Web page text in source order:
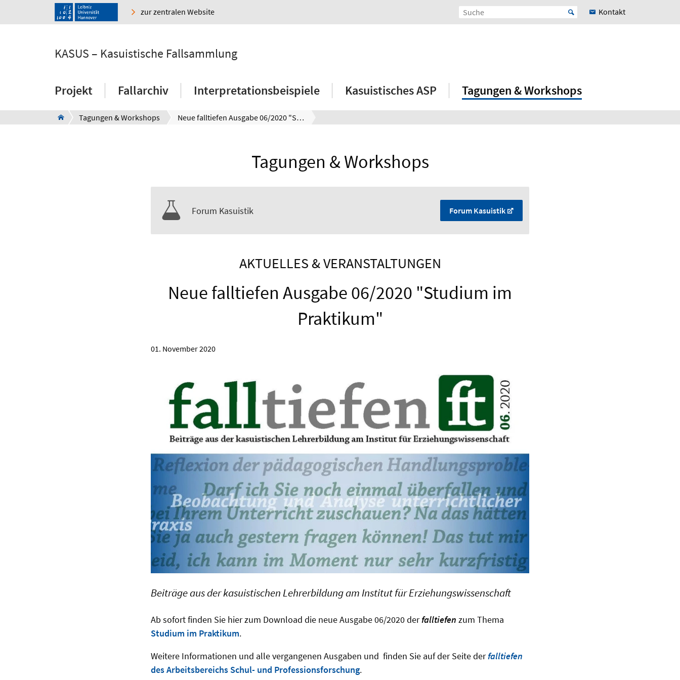
zur zentralen Website Kontakt
KASUS – Kasuistische Fallsammlung
Projekt Fallarchiv Interpretationsbeispiele Kasuistisches ASP Tagungen & Workshops
Tagungen & Workshops Neue falltiefen Ausgabe 06/2020 "Studium im Praktikum"
Tagungen & Workshops
Forum Kasuistik Forum Kasuistik
AKTUELLES & VERANSTALTUNGEN
Neue falltiefen Ausgabe 06/2020 "Studium im
Praktikum"
01. November 2020
Beiträge aus der kasuistischen Lehrerbildung am Institut für Erziehungswissenschaft
Ab sofort finden Sie hier zum Download die neue Ausgabe 06/2020 derfalltiefen zum Thema
Studium im Praktikum.
Weitere Informationen und alle vergangenen Ausgaben und finden Sie auf der Seite derfalltiefen
des Arbeitsbereichs Schul- und Professionsforschung.